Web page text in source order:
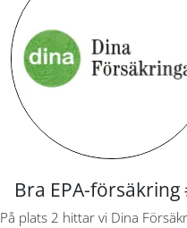
Bra EPA-försäkring
På plats 2 hittar vi Dina